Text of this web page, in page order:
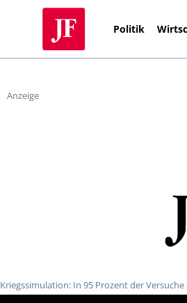
Politik
Anzeige
Kriegssimulation: In 95 Prozent der